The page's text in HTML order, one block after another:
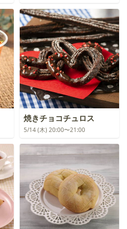
焼きチョコチュロス
5/14 (木) 20:00〜21:00